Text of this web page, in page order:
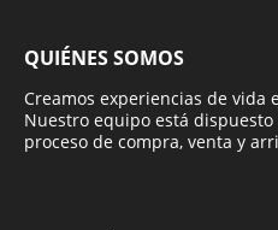
QUIÉNES SOMOS
Creamos experiencias de vida
Nuestro equipo está
proceso de compra, venta y